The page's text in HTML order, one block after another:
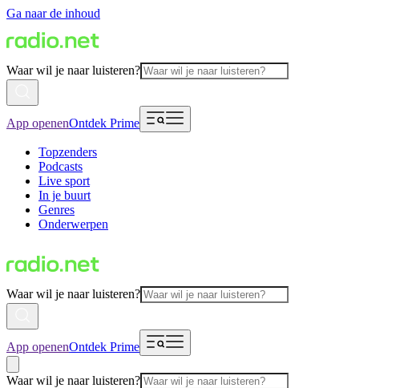
Ga naar de inhoud
Waar wil je naar luisteren?
App openenOntdek Prime
Topzenders
Podcasts
Live sport
In je buurt
Genres
Onderwerpen
Waar wil je naar luisteren?
App openenOntdek Prime
Waar wil je naar luisteren?